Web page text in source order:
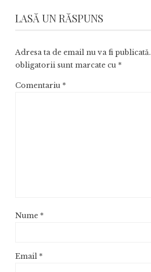
LASĂ UN RĂSPUNS
Adresa ta de email nu va fi publicată.
obligatorii sunt marcate cu *
Comentariu *
Nume *
Email *